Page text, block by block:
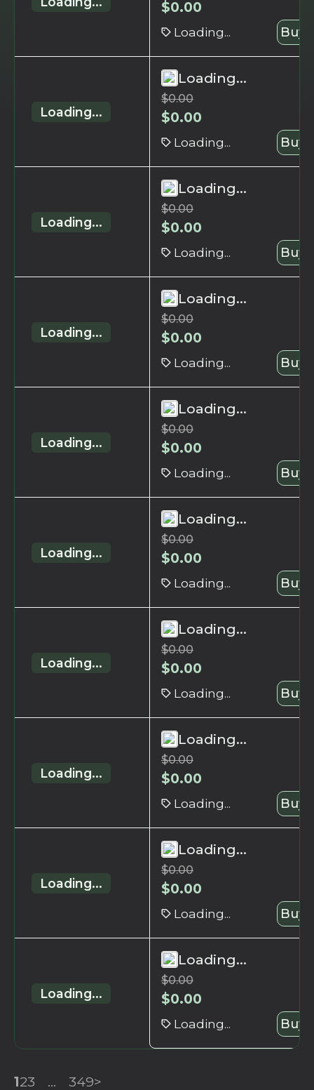
$0.00
Loading... Buy
Loading...
Loading...
$0.00
$0.00
Loading... Buy
Loading...
Loading...
$0.00
$0.00
Loading... Buy
Loading...
Loading...
$0.00
$0.00
Loading... Buy
Loading...
Loading...
$0.00
$0.00
Loading... Buy
Loading...
Loading...
$0.00
$0.00
Loading... Buy
Loading...
Loading...
$0.00
$0.00
Loading... Buy
Loading...
Loading...
$0.00
$0.00
Loading... Buy
Loading...
Loading...
$0.00
$0.00
Loading... Buy
Loading...
Loading...
$0.00
$0.00
Loading... Buy
123 ... 349>